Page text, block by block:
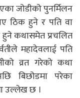
जोडीको पुनर्मिलन
ठिक हुने र पति वा
हुने कथासमेत प्रचलित
महादेवलाई पति
व्रत गरेको कथा
बिछोडमा परेका
उल्लेख छ ।